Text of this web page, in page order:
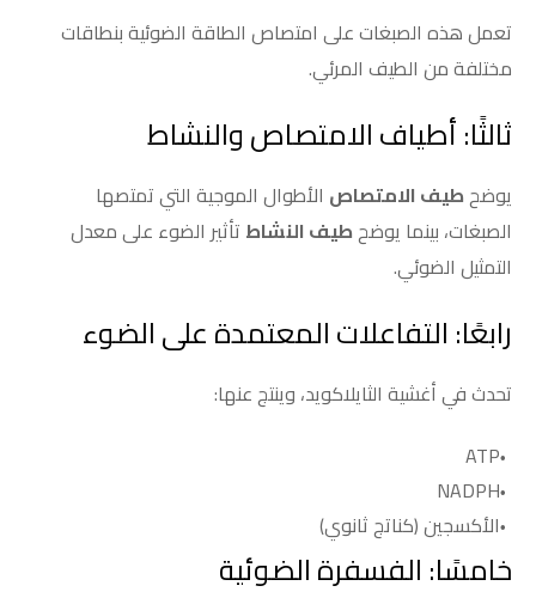
تعمل هذه الصبغات على امتصاص الطاقة الضوئية بنطاقات
مختلفة من الطيف المرئي.
ثالثًا: أطياف الامتصاص والنشاط
يوضحطيف الامتصاص الأطوال الموجية التي تمتصها
الصبغات، بينما يوضحطيف النشاط تأثير الضوء على معدل
التمثيل الضوئي.
رابعًا: التفاعلات المعتمدة على الضوء
تحدث في أغشية الثايلاكويد، وينتج عنها:
ATP
NADPH
الأكسجين (كناتج ثانوي)
خامسًا: الفسفرة الضوئية